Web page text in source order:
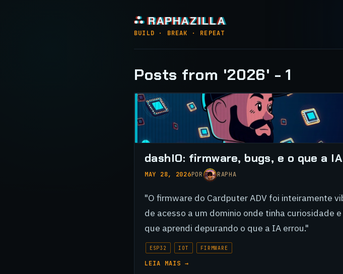
⛬ RAPHAZILLA
BUILD · BREAK · REPEAT
Posts from '2026' - 1
dashIO: firmware, bugs, e o que a
MAY 28, 2026POR RAPHA
"O firmware do Cardputer ADV foi inteiramente
de acesso a um dominio onde tinha curiosidade
que aprendi depurando o que a IA errou."
ESP32 IOT FIRMWARE
LEIA MAIS →